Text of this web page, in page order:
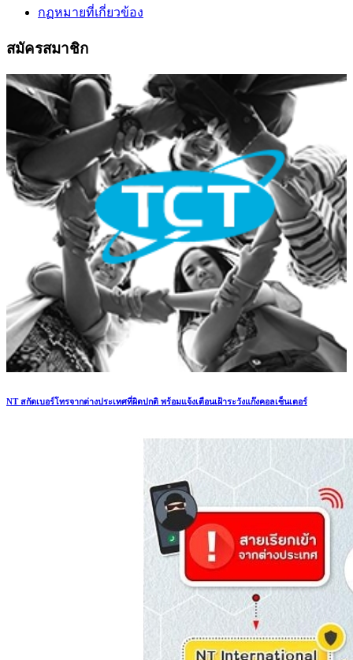
กฏหมายที่เกี่ยวข้อง
สมัครสมาชิก
NT สกัดเบอร์โทรจากต่างประเทศที่ผิดปกติ พร้อมแจ้งเตือนเฝ้าระวังแก๊งคอลเซ็นเตอร์